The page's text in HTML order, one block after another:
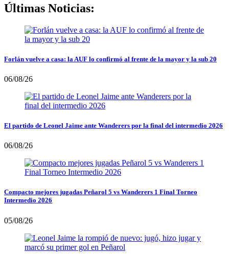
Últimas Noticias:
Forlán vuelve a casa: la AUF lo confirmó al frente de la mayor y la sub 20
06/08/26
El partido de Leonel Jaime ante Wanderers por la final del intermedio 2026
06/08/26
Compacto mejores jugadas Peñarol 5 vs Wanderers 1 Final Torneo
Intermedio 2026
05/08/26